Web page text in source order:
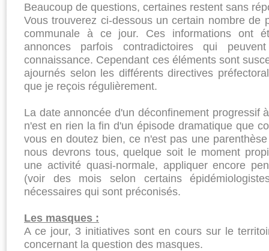
Beaucoup de questions, certaines restent sans
Vous trouverez ci-dessous un certain nombre de
communale à ce jour. Ces informations ont
annonces parfois contradictoires qui
connaissance. Cependant ces éléments sont
ajournés selon les différents directives
que je reçois régulièrement.
La date annoncée d'un déconfinement progressif
n'est en rien la fin d'un épisode dramatique que
vous en doutez bien, ce n'est pas une
nous devrons tous, quelque soit le moment
une activité quasi-normale, appliquer encore
(voir des mois selon certains
nécessaires qui sont préconisés.
Les masques :
A ce jour, 3 initiatives sont en cours sur le
concernant la question des masques.